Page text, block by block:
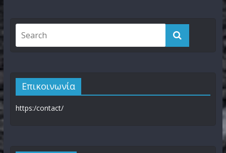
Επικοινωνία
https:/contact/